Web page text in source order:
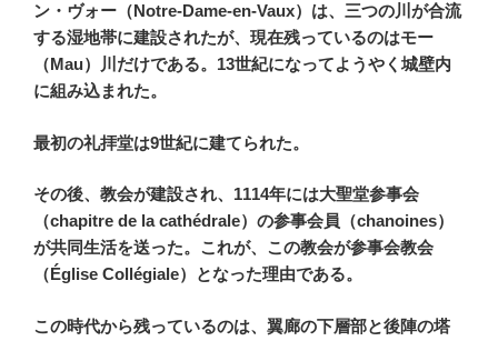
ン・ヴォー（Notre-Dame-en-Vaux）は、三つの川が合流
する湿地帯に建設されたが、現在残っているのはモー
（Mau）川だけである。13世紀になってようやく城壁内
に組み込まれた。
最初の礼拝堂は9世紀に建てられた。
その後、教会が建設され、1114年には大聖堂参事会
（chapitre de la cathédrale）の参事会員（chanoines）
が共同生活を送った。これが、この教会が参事会教会
（Église Collégiale）となった理由である。
この時代から残っているのは、翼廊の下層部と後陣の塔